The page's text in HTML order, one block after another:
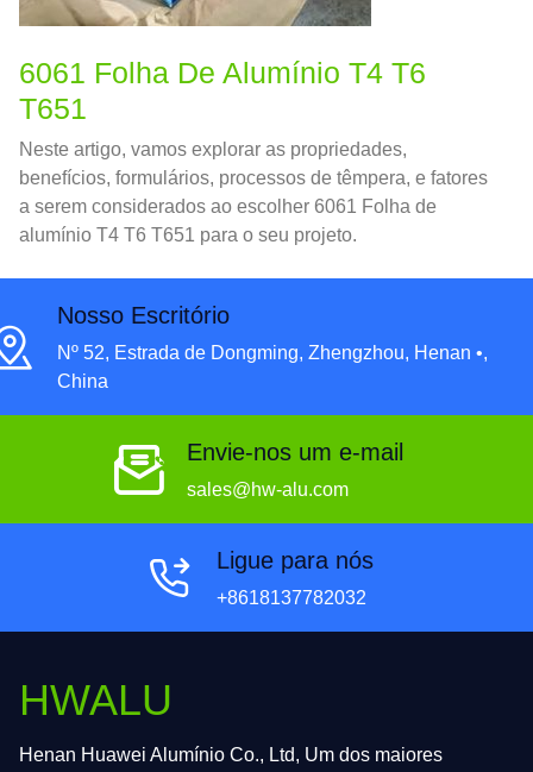
6061 Folha De Alumínio T4 T6
T651
Neste artigo, vamos explorar as propriedades,
benefícios, formulários, processos de têmpera, e fatores
a serem considerados ao escolher 6061 Folha de
alumínio T4 T6 T651 para o seu projeto.
Nosso Escritório
Nº 52, Estrada de Dongming, Zhengzhou, Henan •,
China
Envie-nos um e-mail
sales@hw-alu.com
Ligue para nós
+8618137782032
HWALU
Henan Huawei Alumínio Co., Ltd, Um dos maiores